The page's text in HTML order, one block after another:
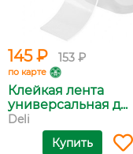
145 ₽ 153 ₽
по карте
Клейкая лента
универсальная д...
Deli
Купить